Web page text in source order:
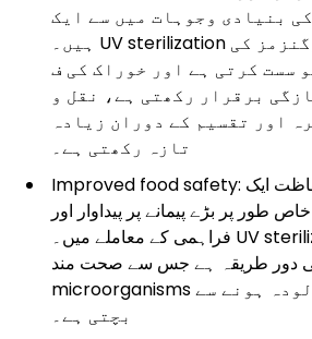
بنیادی وجوہات میں سے ایک
ہیں۔ UV sterilization مائیکروآرگنزمز کی
سست کرتی ہے اور خوراک کی ف
برقرار رکھتی ہے، نقل و
اور تقسیم کے دوران زیادہ
تازہ رکھتی ہے۔
Improved food safety: خوراک کی حفاظت ایک
طور پر بڑے پیمانے پر پیداوار اور
فراہمی کے معاملے میں۔ UV sterilization ایک بہت
دور طریقہ ہے جس سے صحت مند
microorganisms سے خوراک آلودہ ہونے سے
بچتی ہے۔